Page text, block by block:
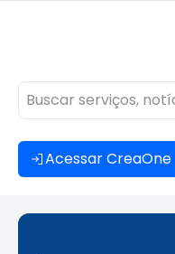
Acessar CreaOne